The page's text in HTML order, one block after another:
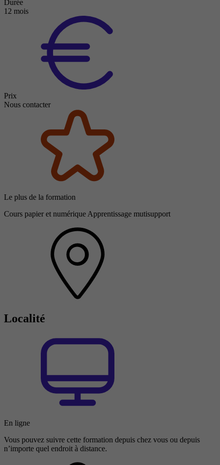
Durée
12 mois
Prix
Nous contacter
Le plus de la formation
Cours papier et numérique Apprentissage mutisupport
Localité
En ligne
Vous pouvez suivre cette formation depuis chez vous ou depuis
n’importe quel endroit à distance.